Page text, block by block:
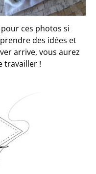
ces photos si
des idées et
arrive, vous aurez
travailler !